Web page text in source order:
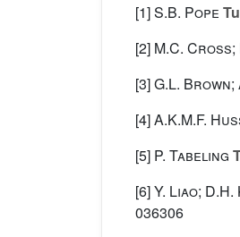
[1]S.B. Pope
[2] M.C. Cross;
[3]G.L. Brown;
[4]A.K.M.F.
[5] P. Tabeling
[6]Y. Liao;
036306